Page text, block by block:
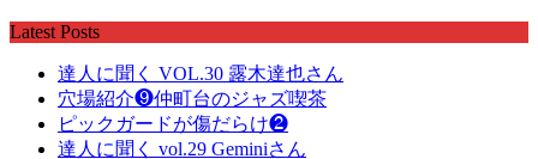
Latest Posts
達人に聞く VOL.30 露木達也さん
穴場紹介❾仲町台のジャズ喫茶
ピックガードが傷だらけ❷
達人に聞く vol.29 Geminiさん